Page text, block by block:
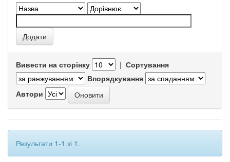
Вивести на сторінку | Сортування
Впорядкування
Автори
Результати 1-1 зі 1.